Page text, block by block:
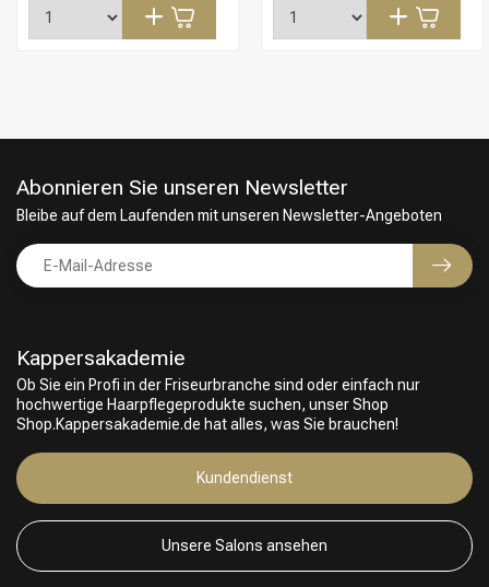
Friseurwahl
Kappersakademie
Ob Sie ein Profi in der Friseurbranche sind oder einfach nur
hochwertige Haarpflegeprodukte suchen, unser Shop
Shop.Kappersakademie.de hat alles, was Sie brauchen!
Kundendienst
Unsere Salons ansehen
Abonnieren Sie unseren Newsletter
Bleibe auf dem Laufenden mit unseren Newsletter-Angeboten